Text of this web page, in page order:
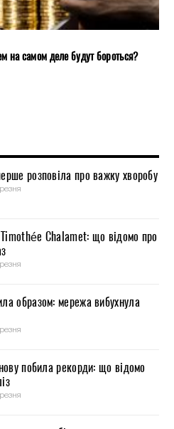
на самом деле будут бороться?
розповіла про важку хворобу
Chalamet: що відомо про
образом: мережа вибухнула
побила рекорди: що відомо